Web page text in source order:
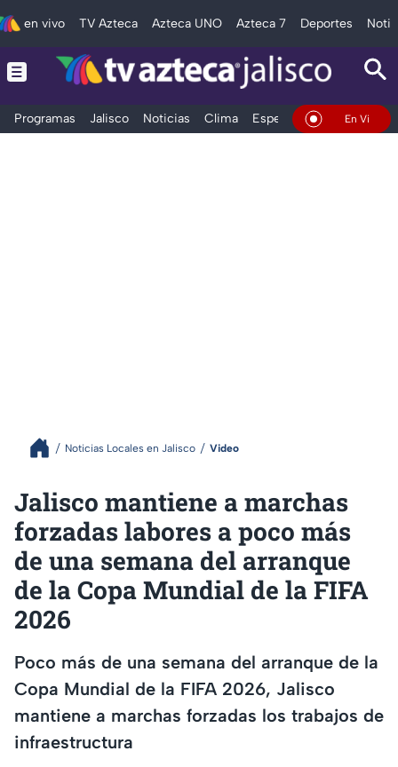
en vivo TV Azteca Azteca UNO Azteca 7 Deportes
Programas Jalisco Noticias Clima Espectáculos Deportes
En Vivo
Noticias Locales en Jalisco Video
Jalisco mantiene a marchas
forzadas labores a poco más
de una semana del arranque
de la Copa Mundial de la FIFA
2026
Poco más de una semana del arranque de la
Copa Mundial de la FIFA 2026, Jalisco
mantiene a marchas forzadas los trabajos de
infraestructura